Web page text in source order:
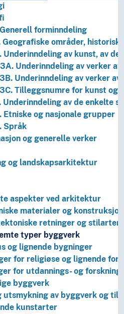
forminndeling
områder,
Underinndeling av kunst, av
Underinndeling av verker
Underinndeling av verker
Tilleggsnumre for kunst og
av de enkelte
Etniske og nasjonale grupper
Språk
og generelle verker
og landskapsarkitektur
aspekter ved arkitektur
materialer og
retninger og stilarter
typer byggverk
og lignende bygninger
for religiøse og lignende
for utdannings- og
byggverk
utsmykning av byggverk og
kunstarter